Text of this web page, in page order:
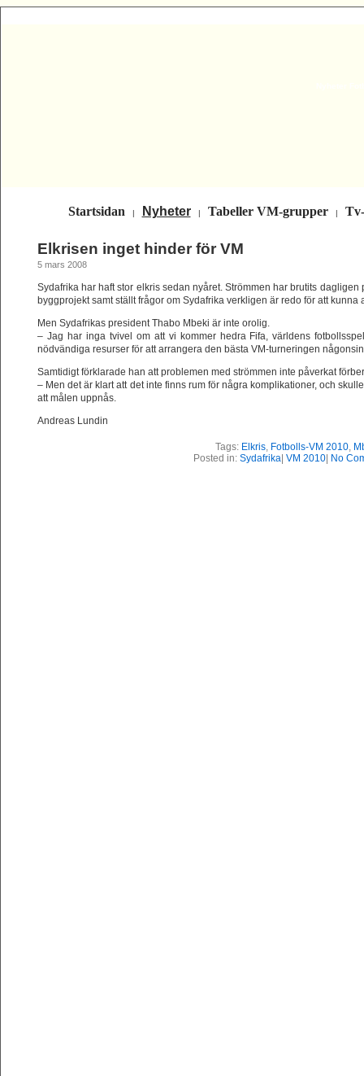
Startsidan | Nyheter| Tabeller VM-grupper|
Elkrisen inget hinder för VM
5 mars 2008
Sydafrika har haft stor elkris sedan nyåret. Strömmen har brutits
byggprojekt samt ställt frågor om Sydafrika verkligen är redo för att kunna
Men Sydafrikas president Thabo Mbeki är inte orolig.
– Jag har inga tvivel om att vi kommer hedra Fifa, världens
nödvändiga resurser för att arrangera den bästa VM-turneringen
Samtidigt förklarade han att problemen med strömmen inte påverkat
– Men det är klart att det inte finns rum för några komplikationer, och
att målen uppnås.
Andreas Lundin
Tags: Elkris, Fotbolls-VM 2010,
Posted in: Sydafrika| VM 2010| No